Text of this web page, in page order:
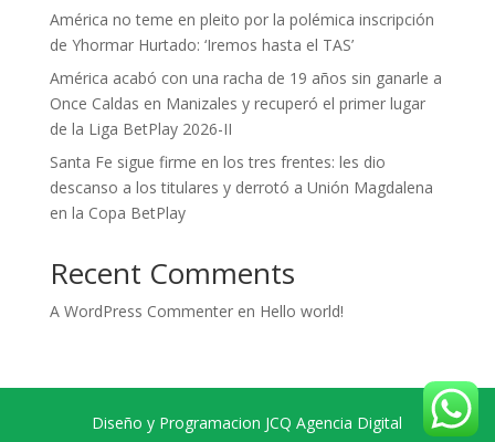
América no teme en pleito por la polémica inscripción
de Yhormar Hurtado: ‘Iremos hasta el TAS’
América acabó con una racha de 19 años sin ganarle a
Once Caldas en Manizales y recuperó el primer lugar
de la Liga BetPlay 2026-II
Santa Fe sigue firme en los tres frentes: les dio
descanso a los titulares y derrotó a Unión Magdalena
en la Copa BetPlay
Recent Comments
A WordPress Commenteren Hello world!
Diseño y Programacion JCQ Agencia Digital